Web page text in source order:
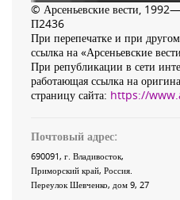
© Арсеньевские вести,
П2436
При перепечатке и при
ссылка на «Арсеньевские
При републикации в сети
работающая ссылка на
страницу сайта: https://
Почтовый адрес:
690091, г. Владивосток,
Приморский край, Россия
Переулок Шевченко, дом 9, 27